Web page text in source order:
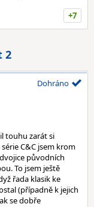
+7
2
Dohráno
touhu zarát si
C&C jsem krom
původních
To jsem ještě
řada klasik ke
(případně k jejich
se dobře